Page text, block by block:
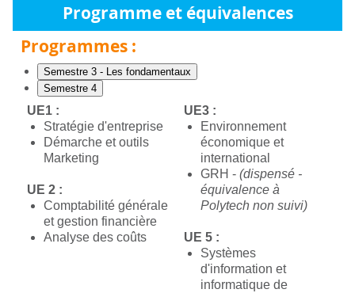
Programme et équivalences
Programmes :
Semestre 3 - Les fondamentaux
Semestre 4
UE1 :
Stratégie d'entreprise
Démarche et outils
Marketing
UE 2 :
Comptabilité générale
et gestion financière
Analyse des coûts
UE3 :
Environnement
économique et
international
GRH - (dispensé -
équivalence à
Polytech non suivi)
UE 5 :
Systèmes
d'information et
informatique de